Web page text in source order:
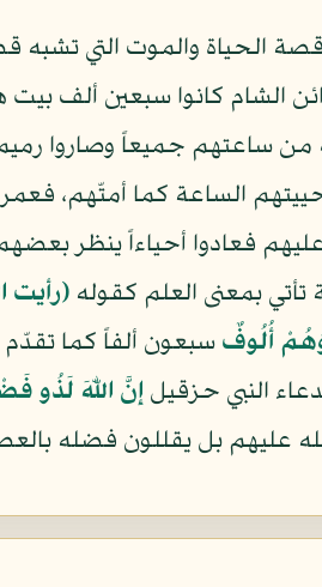
الحياة والموت التي تشبه
الشام كانوا سبعين ألف
من ساعتهم جميعاً وصاروا
الساعة كما أمتّهم،
فعادوا أحياءاً ينظر
تأتي بمعنى العلم كقوله (رأيت
أُلُوفٌ سبعون ألفاً كما تقدّم
النبي حزقيل إِنَّ اللّهَ لَذُو
عليهم بل يقللون فضله